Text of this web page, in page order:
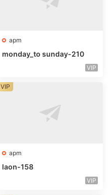
apm
monday_to sunday-210
VIP
apm
laon-158
VIP
VIP